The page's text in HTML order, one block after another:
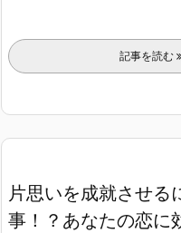
記事を読む
片思いを成就させる
事！？あなたの恋に